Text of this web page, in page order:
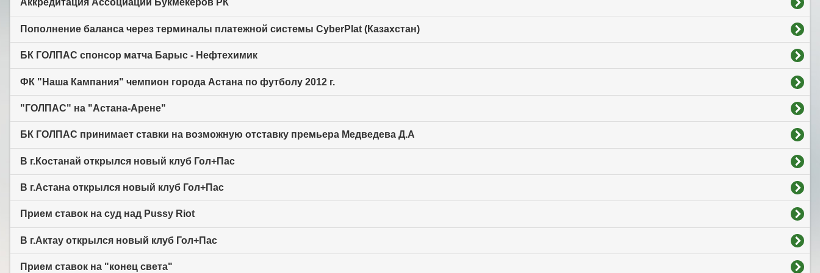
Аккредитация Ассоциации Букмекеров РК
Пополнение баланса через терминалы платежной системы CyberPlat (Казахстан)
БК ГОЛПАС спонсор матча Барыс - Нефтехимик
ФК "Наша Кампания" чемпион города Астана по футболу 2012 г.
"ГОЛПАС" на "Астана-Арене"
БК ГОЛПАС принимает ставки на возможную отставку премьера Медведева Д.А
В г.Костанай открылся новый клуб Гол+Пас
В г.Астана открылся новый клуб Гол+Пас
Прием ставок на суд над Pussy Riot
В г.Актау открылся новый клуб Гол+Пас
Прием ставок на "конец света"